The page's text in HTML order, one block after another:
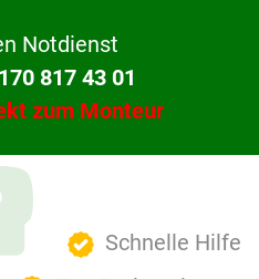
Notdienst
817 43 01
zum Monteur
Schnelle Hilfe